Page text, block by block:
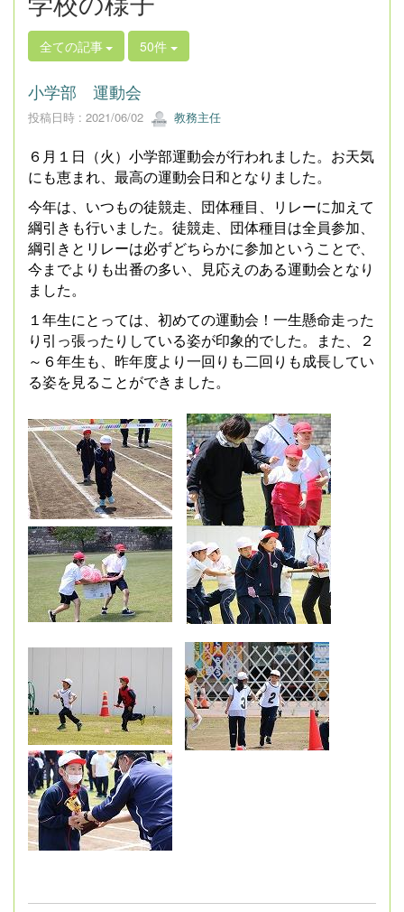
全ての記事 50件
小学部 運動会
投稿日時 : 2021/06/02 教務主任
６月１日（火）小学部運動会が行われました。お天気
にも恵まれ、最高の運動会日和となりました。
今年は、いつもの徒競走、団体種目、リレーに加えて
綱引きも行いました。徒競走、団体種目は全員参加、
綱引きとリレーは必ずどちらかに参加ということで、
今までよりも出番の多い、見応えのある運動会となり
ました。
１年生にとっては、初めての運動会！一生懸命走った
り引っ張ったりしている姿が印象的でした。また、２
～６年生も、昨年度より一回りも二回りも成長してい
る姿を見ることができました。